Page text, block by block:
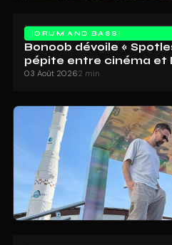
DRUM AND BASS
Bonoob dévoile «
pépite entre cinéma et
03 Août 20262 min